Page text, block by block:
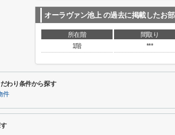
オーラヴァン池上 の過去に掲載したお
所在階 間取り
1階
***
わり条件から探す
件